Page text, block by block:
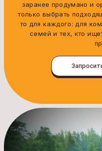
заранее продумано и
только выбрать
то для каждого: для
семей и тех, кто